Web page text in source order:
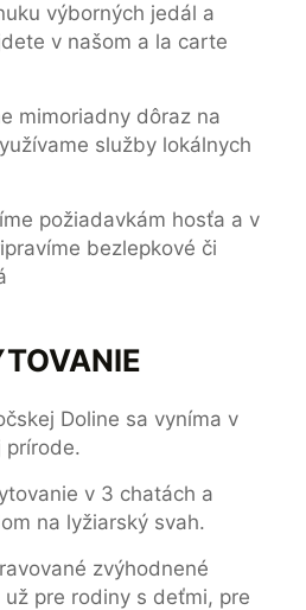
výborných jedál a
v našom a la carte
mimoriadny dôraz na
služby lokálnych
požiadavkám hosťa a v
bezlepkové či
Doline sa vyníma v
prírode.
v 3 chatách a
na lyžiarský svah.
zvýhodnené
pre rodiny s deťmi, pre